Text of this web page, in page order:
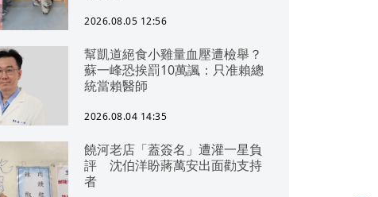
2026.08.05 12:56
幫凱道絕食小雞量血壓遭檢舉？
蘇一峰恐挨罰10萬諷：只准賴總
統當賴醫師
2026.08.04 14:35
饒河老店「蓋簽名」遭灌一星負
評 沈伯洋盼蔣萬安出面勸支持
者